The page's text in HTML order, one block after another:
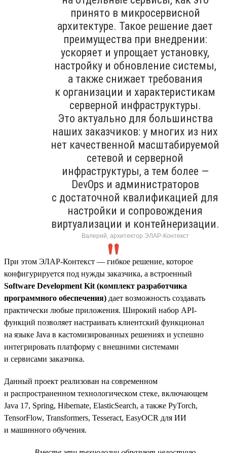
принято в микросервисной
архитектуре. Такое решение дает
преимущества при внедрении:
ускоряет и упрощает установку,
настройку и обновление системы,
а также снижает требования
к организации и характеристикам
серверной инфраструктуры.
Это актуально для большинства
наших заказчиков: у многих из них
нет качественной масштабируемой
сетевой и серверной
инфраструктуры, а тем более —
DevOps и администраторов
с достаточной квалификацией для
настройки и сопровождения
виртуализации и контейнеризации.
Валерий, архитектор ЭЛАР-Контекст
При этом ЭЛАР-Контекст — гибкое решение, которое
конфигурируется под нужды заказчика, а встроенный
Software Development Kit (комплект разработчика
программного обеспечения) дает возможность создавать
практически любые приложения. Широкий набор API-
функций позволяет настраивать клиентский функционал
на языке Java в кастомизированных решениях и успешно
интегрировать платформу с внешними системами
и сервисами заказчика.
Данный проект реализован на современном
и распространенном технологическом стеке, включающем
Java 17, Spring, Hibernate, ElasticSearch, а также PyTorch,
TensorFlow, Transformers, Tesseract, EasyOCR для ИИ
и машинного обучения.